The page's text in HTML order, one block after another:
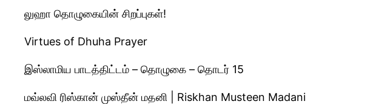
லுஹா தொழுகையின் சிறப்புகள்!
Virtues of Dhuha Prayer
இஸ்லாமிய பாடத்திட்டம் – தொழுகை – தொடர் 15
மவ்லவி ரிஸ்கான் முஸ்தீன் மதனி | Riskhan Musteen Madani